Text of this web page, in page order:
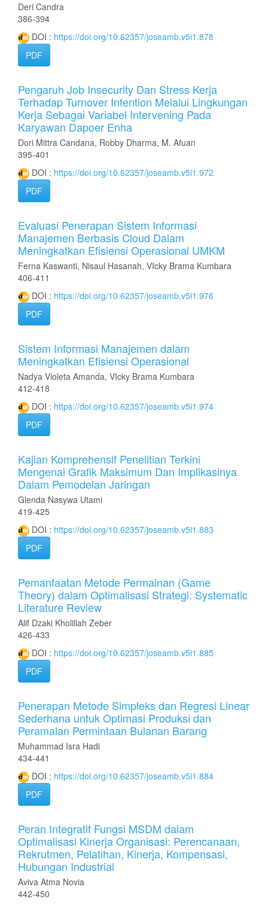
Deri Candra
386-394
DOI : https://doi.org/10.62357/joseamb.v5i1.878
PDF
Pengaruh Job Insecurity Dan Stress Kerja
Terhadap Turnover Intention Melalui Lingkungan
Kerja Sebagai Variabel Intervening Pada
Karyawan Dapoer Enha
Dori Mittra Candana, Robby Dharma, M. Afuan
395-401
DOI : https://doi.org/10.62357/joseamb.v5i1.972
PDF
Evaluasi Penerapan Sistem Informasi
Manajemen Berbasis Cloud Dalam
Meningkatkan Efisiensi Operasional UMKM
Ferna Kaswanti, Nisaul Hasanah, VIcky Brama Kumbara
406-411
DOI : https://doi.org/10.62357/joseamb.v5i1.976
PDF
Sistem Informasi Manajemen dalam
Meningkatkan Efisiensi Operasional
Nadya Violeta Amanda, VIcky Brama Kumbara
412-418
DOI : https://doi.org/10.62357/joseamb.v5i1.974
PDF
Kajian Komprehensif Penelitian Terkini
Mengenai Grafik Maksimum Dan Implikasinya
Dalam Pemodelan Jaringan
Glenda Nasywa Utami
419-425
DOI : https://doi.org/10.62357/joseamb.v5i1.883
PDF
Pemanfaatan Metode Permainan (Game
Theory) dalam Optimalisasi Strategi: Systematic
Literature Review
Alif Dzaki Kholillah Zeber
426-433
DOI : https://doi.org/10.62357/joseamb.v5i1.885
PDF
Penerapan Metode Simpleks dan Regresi Linear
Sederhana untuk Optimasi Produksi dan
Peramalan Permintaan Bulanan Barang
Muhammad Isra Hadi
434-441
DOI : https://doi.org/10.62357/joseamb.v5i1.884
PDF
Peran Integratif Fungsi MSDM dalam
Optimalisasi Kinerja Organisasi: Perencanaan,
Rekrutmen, Pelatihan, Kinerja, Kompensasi,
Hubungan Industrial
Aviva Atma Novia
442-450